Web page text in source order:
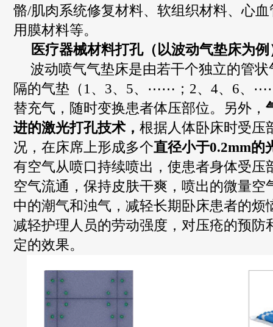
骼/肌肉系统修复材料、软组织材料、心
用膜材料等。
医疗器械材料打孔（以波动气垫床为例
波动喷气气垫床是由若干个独立的管
隔的气垫（ 1、 3、 5、 ⋯⋯ ； 2、4、 6、
替充气，随时变换患者体压部位。另外，
进的激光打孔技术，根据人体卧床时受压
况，在床席上形成多个直径小于0.2mm的
有空气从喷口持续喷出，使患者身体受压
空气流通，保持皮肤干爽，喷出的微量空
中的潮气和浊气，减轻长期卧床患者的烦
减轻护理人员的劳动强度，对压疮的预防
定的效果。